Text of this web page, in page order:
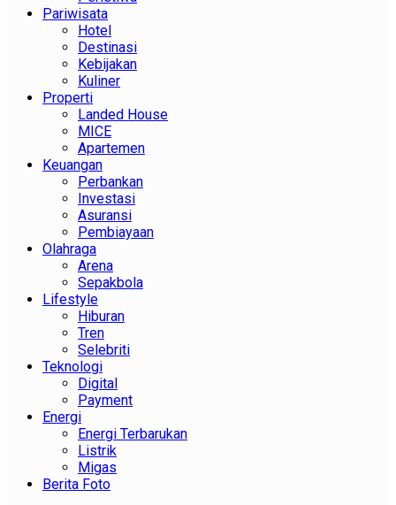
Pariwisata
Hotel
Destinasi
Kebijakan
Kuliner
Properti
Landed House
MICE
Apartemen
Keuangan
Perbankan
Investasi
Asuransi
Pembiayaan
Olahraga
Arena
Sepakbola
Lifestyle
Hiburan
Tren
Selebriti
Teknologi
Digital
Payment
Energi
Energi Terbarukan
Listrik
Migas
Berita Foto